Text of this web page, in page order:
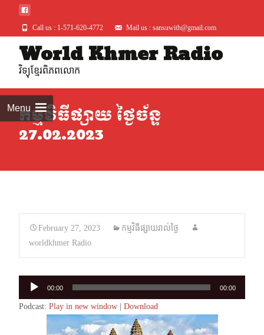
Call us : 1-571-620-4772 Mail us : sansuwith@gmail.com
World Khmer Radio
វិទ្យុខ្មែរពិភពលោក
Menuកម្មវិធីផ្សាយ ថ្ងៃច័ន្ទ
27.02.2023
February 27, 2023
កម្មវិធីផ្សាយរាល់ថ្ងៃ
worldkhmer Radio
Audio
Player
00:00 00:00
Podcast: Play in new window Download